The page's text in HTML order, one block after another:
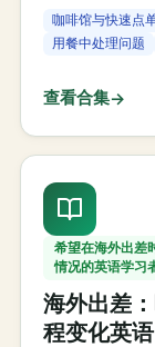
咖啡馆与快速点
用餐中处理问题
查看合集→
希望在海外出差
情况的英语学习
海外出差
程变化英语